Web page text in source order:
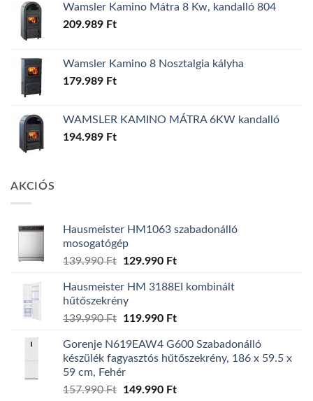
Wamsler Kamino Mátra 8 Kw, kandalló 804
209.989 Ft
Wamsler Kamino 8 Nosztalgia kályha
179.989 Ft
WAMSLER KAMINO MÁTRA 6KW kandalló
194.989 Ft
AKCIÓS
Hausmeister HM1063 szabadonálló
mosogatógép
139.990Ft
Original
was:
139.990 Ft.
129.990 FtCurrent
is:
Hausmeister HM 3188EI kombinált
hűtőszekrény
139.990Ft
Original
was:
139.990 Ft.
119.990 FtCurrent
is:
119.990 Ft.
Gorenje N619EAW4 G600 Szabadonálló
készülék fagyasztós hűtőszekrény, 186 x 59.5 x
59 cm, Fehér
157.990Ft
Original
149.990 FtCurrent